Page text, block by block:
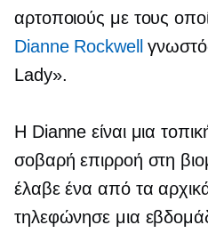
αρτοποιούς με τους
Dianne Rockwell
Lady».
Η Dianne είναι μια
σοβαρή επιρροή στη
έλαβε ένα από τα αρχικά
τηλεφώνησε μια